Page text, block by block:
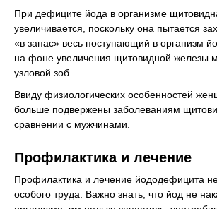
При дефиците йода в организме
увеличивается, поскольку она пытается
«в запас» весь поступающий в организм
на фоне увеличения щитовидной железы
узловой зоб.
Ввиду физиологических особенностей
больше подвержены заболеваниям
сравнении с мужчинами.
Профилактика и лечение
Профилактика и лечение йододефицита
особого труда. Важно знать, что йод не